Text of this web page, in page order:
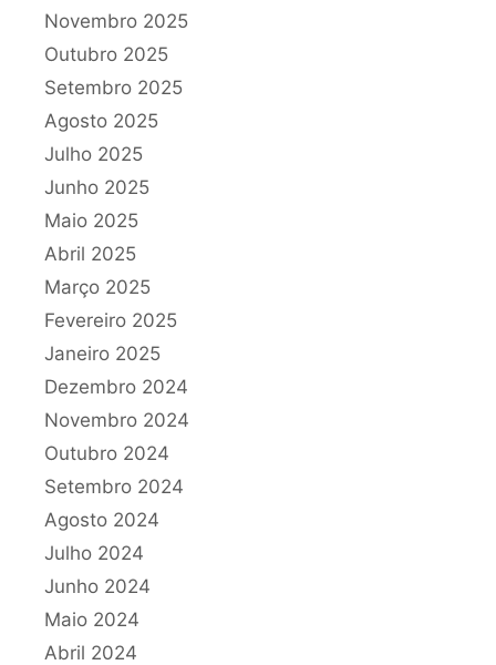
Novembro 2025
Outubro 2025
Setembro 2025
Agosto 2025
Julho 2025
Junho 2025
Maio 2025
Abril 2025
Março 2025
Fevereiro 2025
Janeiro 2025
Dezembro 2024
Novembro 2024
Outubro 2024
Setembro 2024
Agosto 2024
Julho 2024
Junho 2024
Maio 2024
Abril 2024